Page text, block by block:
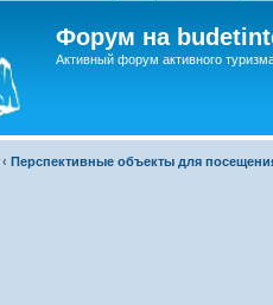
Форум на
Активный форум активного
‹ Перспективные объекты для